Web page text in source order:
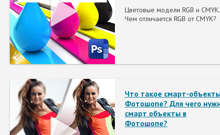
Цветовые модели RGB и CMYK.
Чем отличается RGB от CMYK?
Что такое смарт-
Фотошопе? Для чего
смарт объекты в
Фотошопе?